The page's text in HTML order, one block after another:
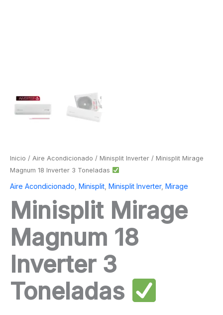
Inicio / Aire Acondicionado / Minisplit Inverter / Minisplit Mirage
Magnum 18 Inverter 3 Toneladas
Aire Acondicionado Minisplit Minisplit Inverter, Mirage
Minisplit Mirage
Magnum 18
Inverter 3
Toneladas